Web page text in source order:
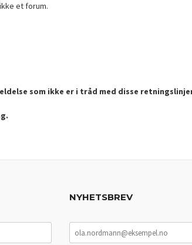
et forum.
som ikke er i tråd med disse
NYHETSBREV